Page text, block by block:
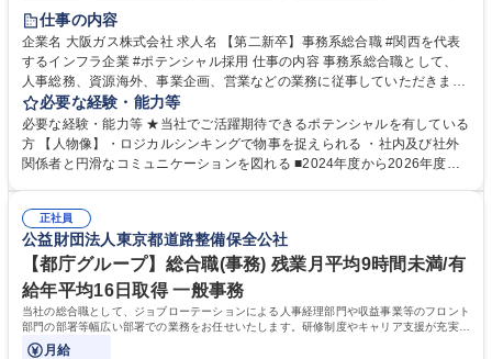
服装自由
第二新卒歓迎
仕事の内容
企業名 大阪ガス株式会社 求人名 【第二新卒】事務系総合職 #関西を代表
するインフラ企業 #ポテンシャル採用 仕事の内容 事務系総合職として、
人事総務、資源海外、事業企画、営業などの業務に従事していただきま
す。 【業務内容の一例】■所属事業部の勤労業務 ■海外に関係する各種業
務 ■営業部門の企画スタッフ、ルート営業 【キャリアパス】入社後の配属
ポジションで一定期間ご活躍頂いた後、本人の適性及び将来のキャリアを
鑑みてジョブローテーションを行います。 【育成】OJTでの現場育成や研
表するインフラ企業 #ポテンシャル採用
必要な経験・能力等
必要な経験・能力等 ★当社でご活躍期待できるポテンシャルを有している
方 【人物像】・ロジカルシンキングで物事を捉えられる ・社内及び社外
関係者と円滑なコミュニケーションを図れる ■2024年度から2026年度ま
72.html ■エネルギーセキュリティの不安定化や気候変動による自然災害の
甚大化など、これまで以上に社会課題解決の重要性が高まっています。
「未来の日常」の創造に向けて持続可能な社会の実現に貢献してまいりま
す。 学歴・資格 学歴：大学院 大学 語学力： 資格：
正社員
公益財団法人東京都道路整備保全公社
【都庁グループ】総合職(事務) 残業月平均9時間未満/有
給年平均16日取得 一般事務
当社の総合職として、ジョブローテーションによる人事経理部門や収益事業等のフロント
部門の部署等幅広い部署での業務をお任せいたします。研修制度やキャリア支援が充実し
ております！ ※下記業務詳細
月給